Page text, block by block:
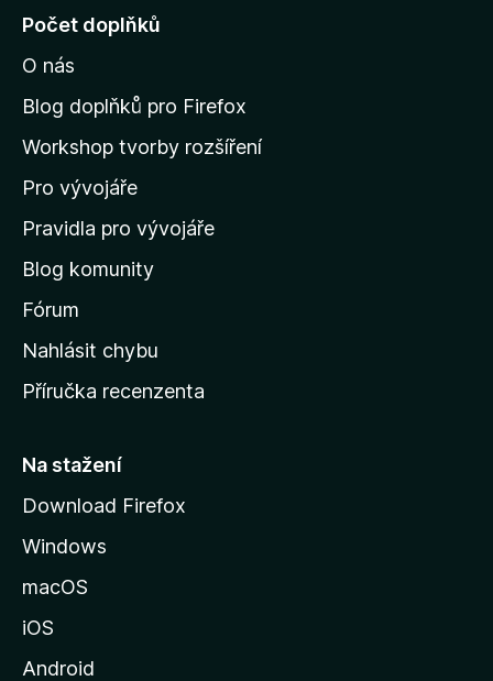
j
t
n
d
o
m
v
s
k
u
t
á
n
M
o
Počet doplňků
O nás
Blog doplňků pro Firefox
Workshop tvorby rozšíření
Pro vývojáře
Pravidla pro vývojáře
Blog komunity
Fórum
Nahlásit chybu
Příručka recenzenta
Na stažení
Download Firefox
Windows
macOS
iOS
Android